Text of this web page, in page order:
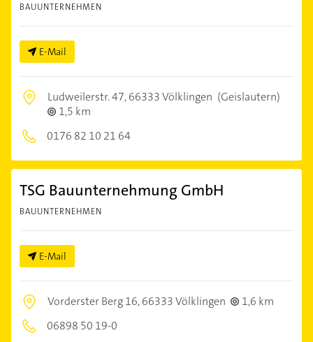
BAUUNTERNEHMEN
E-Mail
Ludweilerstr. 47,66333 Völklingen (Geislautern)
1,5 km
0176 82 10 21 64
TSG Bauunternehmung GmbH
BAUUNTERNEHMEN
E-Mail
Vorderster Berg 16,66333 Völklingen
1,6 km
06898 50 19-0